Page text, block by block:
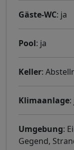
Gäste-WC: ja
Pool: ja
Keller:
Klimaanlage:
Umgebung:
Gegend,